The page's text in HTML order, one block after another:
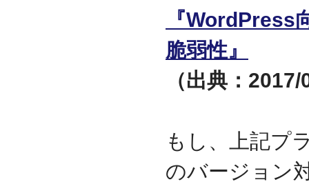
『WordPress
脆弱性』
（出典：
もし、上記プ
のバージョン